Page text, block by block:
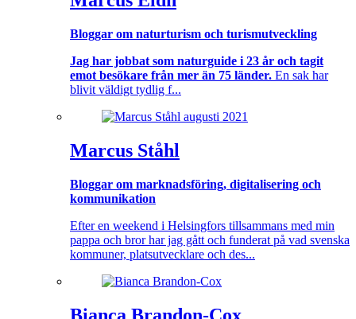
Bloggar om naturturism och turismutveckling
Jag har jobbat som naturguide i 23 år och tagit
emot besökare från mer än 75 länder. En sak har
blivit väldigt tydlig f...
Marcus Ståhl
Bloggar om marknadsföring, digitalisering och
kommunikation
Efter en weekend i Helsingfors tillsammans med min
pappa och bror har jag gått och funderat på vad svenska
kommuner, platsutvecklare och des...
Bianca Brandon-Cox